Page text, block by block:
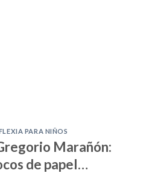
PARA NIÑOS
Marañón:
de papel…